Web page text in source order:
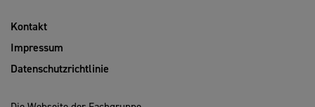
Kontakt
Impressum
Datenschutzrichtlinie